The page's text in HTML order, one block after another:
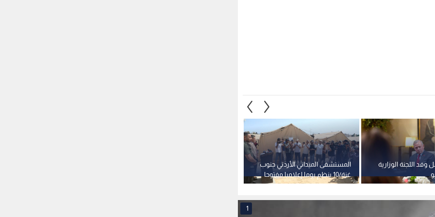
المستشفى الميداني الأردني جنوب
غزة/10 ينظم يوما إعلاميا مفتوحا
وفد اللجنة الوزارية
1